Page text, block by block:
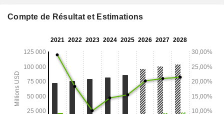
Compte de Résultat et Estimations